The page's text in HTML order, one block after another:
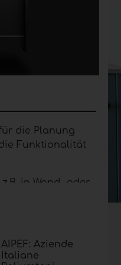
die Planung
Funktionalität
in Wand- oder
es sinnvoll ist, im
AIPEF: Aziende
Italiane